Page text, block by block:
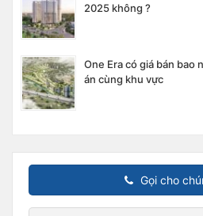
2025 không ?
One Era có giá bán bao
án cùng khu vực
Gọi cho